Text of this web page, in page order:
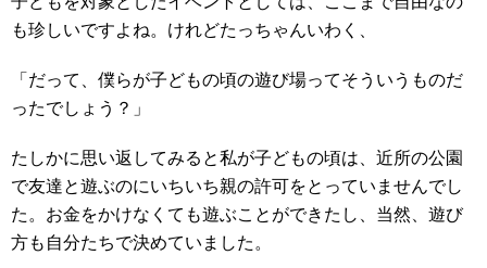
も珍しいですよね。けれどたっちゃんいわく、
「だって、僕らが子どもの頃の遊び場ってそういうものだ
ったでしょう？」
たしかに思い返してみると私が子どもの頃は、近所の公園
で友達と遊ぶのにいちいち親の許可をとっていませんでし
た。お金をかけなくても遊ぶことができたし、当然、遊び
方も自分たちで決めていました。